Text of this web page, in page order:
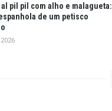
al pil pil com alho e malagueta:
de um petisco